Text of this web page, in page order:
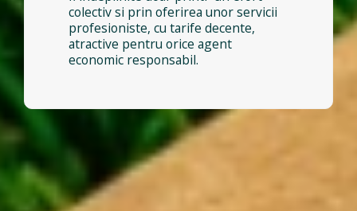
colectiv si prin oferirea unor servicii
profesioniste, cu tarife decente,
atractive pentru orice agent
economic responsabil.